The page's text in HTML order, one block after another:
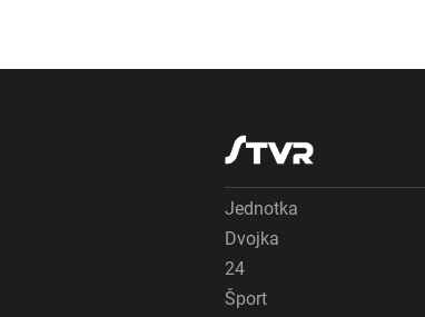
Jednotka
Dvojka
24
Šport